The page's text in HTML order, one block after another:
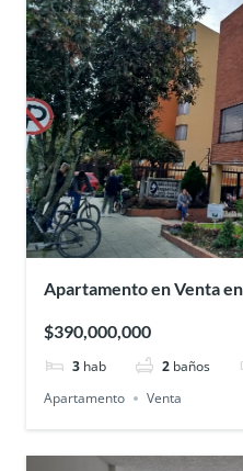
Apartamento en Venta
$390,000,000
3 hab 2 baños
Apartamento
Venta